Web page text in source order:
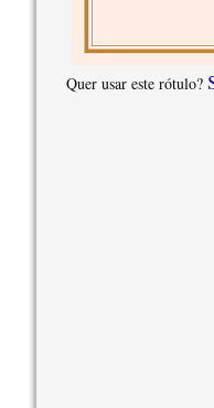
Quer usar este rótulo?